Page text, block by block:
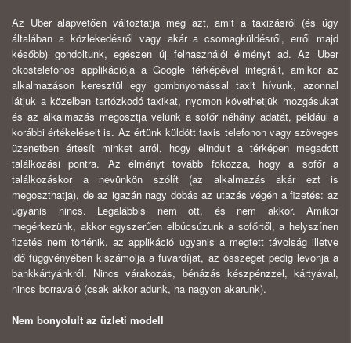
Az Uber alapvetően változtatja meg azt, amit a taxizásról (és úgy
általában a közlekedésről vagy akár a csomagküldésről, erről majd
később) gondoltunk, egészen új felhasználói élményt ad. Az Uber
okostelefonos applikációja a Google térképével integrált, amikor az
alkalmazáson keresztül egy gombnyomással taxit hívunk, azonnal
látjuk a közelben tartózkodó taxikat, nyomon követhetjük mozgásukat
és az alkalmazás megosztja velünk a sofőr néhány adatát, például a
korábbi értékeléseit is. Az értünk küldött taxis telefonon vagy szöveges
üzenetben értesít minket arról, hogy elindult a térképen megadott
találkozási pontra. Az élményt tovább fokozza, hogy a sofőr a
találkozáskor a nevünkön szólít (az alkalmazás akár ezt is
megoszthatja), de az igazán nagy dobás az utazás végén a fizetés: az
ugyanis nincs. Legalábbis nem ott, és nem akkor. Amikor
megérkezünk, akkor egyszerűen elbúcsúzunk a sofőrtől, a helyszínen
fizetés nem történik, az applikáció ugyanis a megtett távolság illetve
idő függvényében kiszámolja a fuvardíjat, az összeget pedig levonja a
bankkártyánkról. Nincs várakozás, bénázás készpénzzel, kártyával,
nincs borravaló (csak akkor adunk, ha nagyon akarunk).
Nem bonyolult az üzleti modell